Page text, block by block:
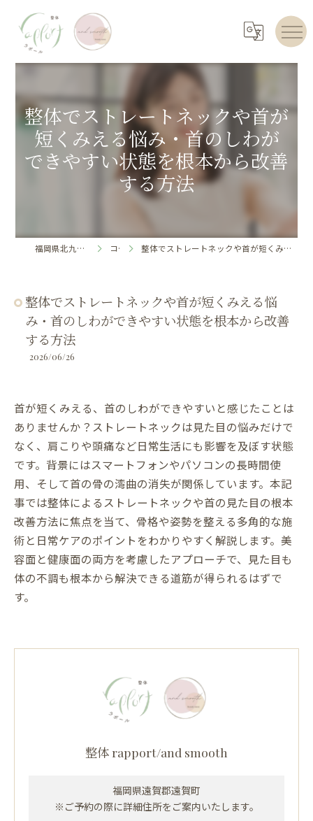
整体でストレートネックや首が
短くみえる悩み・首のしわが
できやすい状態を根本から改善
する方法
福岡県北九州のエステならrapport コラム 整体でストレートネックや首が短くみえる悩み・首のしわができやすい状態を根本から改善する方法
整体でストレートネックや首が短くみえる悩
み・首のしわができやすい状態を根本から改善
する方法
2026/06/26
首が短くみえる、首のしわができやすいと感じたことは
ありませんか？ストレートネックは見た目の悩みだけで
なく、肩こりや頭痛など日常生活にも影響を及ぼす状態
です。背景にはスマートフォンやパソコンの長時間使
用、そして首の骨の湾曲の消失が関係しています。本記
事では整体によるストレートネックや首の見た目の根本
改善方法に焦点を当て、骨格や姿勢を整える多角的な施
術と日常ケアのポイントをわかりやすく解説します。美
容面と健康面の両方を考慮したアプローチで、見た目も
体の不調も根本から解決できる道筋が得られるはずで
す。
整体 rapport/and smooth
福岡県遠賀郡遠賀町
※ご予約の際に詳細住所をご案内いたします。